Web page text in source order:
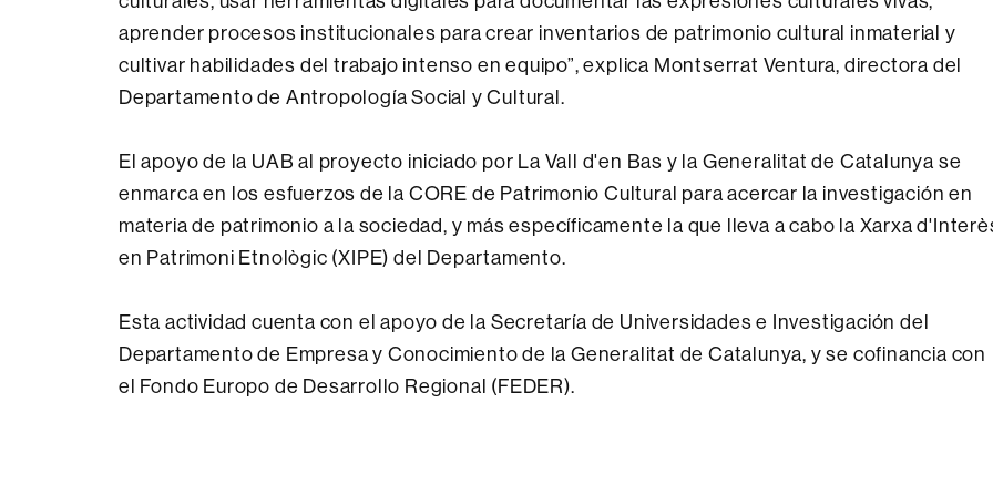
aprender procesos institucionales para crear inventarios de patrimonio cultural inmaterial y
cultivar habilidades del trabajo intenso en equipo”, explica Montserrat Ventura, directora del
Departamento de Antropología Social y Cultural.
El apoyo de la UAB al proyecto iniciado por La Vall d'en Bas y la Generalitat de Catalunya se
enmarca en los esfuerzos de la CORE de Patrimonio Cultural para acercar la investigación en
materia de patrimonio a la sociedad, y más específicamente la que lleva a cabo la Xarxa
en Patrimoni Etnològic (XIPE) del Departamento.
Esta actividad cuenta con el apoyo de la Secretaría de Universidades e Investigación del
Departamento de Empresa y Conocimiento de la Generalitat de Catalunya, y se cofinancia con
el Fondo Europo de Desarrollo Regional (FEDER).